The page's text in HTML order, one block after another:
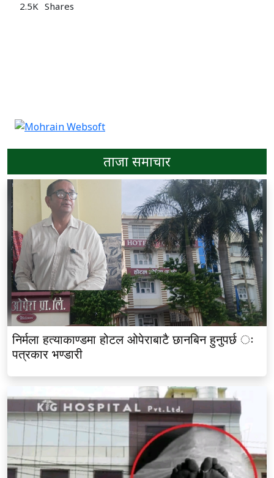
2.5K Shares
ताजा समाचार
निर्मला हत्याकाण्डमा होटल ओपेराबाटै छानबिन हुनुपर्छ ः
पत्रकार भण्डारी